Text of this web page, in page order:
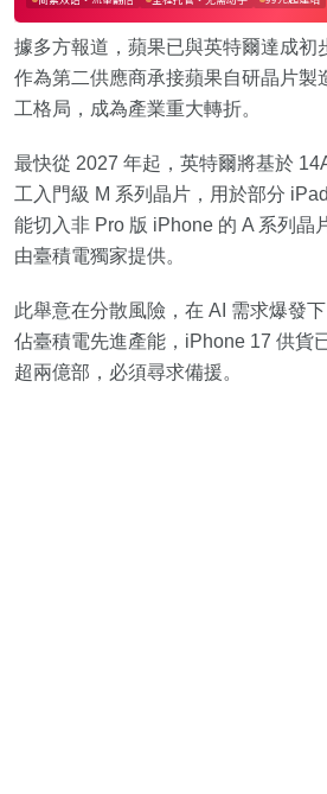
據多方報道，蘋果已與英特爾達成初
作為第二供應商承接蘋果自研晶片製
工格局，成為產業重大轉折。
最快從 2027 年起，英特爾將基於
工入門級 M 系列晶片，用於部分
能切入非 Pro 版 iPhone 的 A 系列晶
由臺積電獨家提供。
此舉意在分散風險，在 AI 需求爆發
佔臺積電先進產能，iPhone 17 供貨
超兩億部，必須尋求備援。